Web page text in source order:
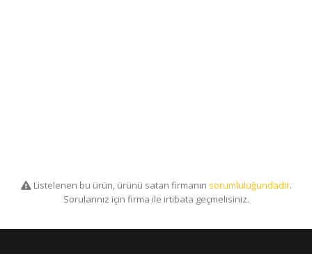
Listelenen bu ürün, ürünü satan firmanın sorumluluğundadır.
Sorularınız için firma ile irtibata geçmelisiniz.